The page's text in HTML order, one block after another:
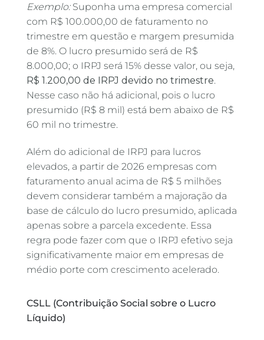
Exemplo:Suponha uma empresa comercial
com R$ 100.000,00 de faturamento no
trimestre em questão e margem presumida
de 8%. O lucro presumido será de R$
8.000,00; o IRPJ será 15% desse valor, ou seja,
R$ 1.200,00 de IRPJ devido no trimestre.
Nesse caso não há adicional, pois o lucro
presumido (R$ 8 mil) está bem abaixo de R$
60 mil no trimestre.
Além do adicional de IRPJ para lucros
elevados, a partir de 2026 empresas com
faturamento anual acima de R$ 5 milhões
devem considerar também a majoração da
base de cálculo do lucro presumido, aplicada
apenas sobre a parcela excedente. Essa
regra pode fazer com que o IRPJ efetivo seja
significativamente maior em empresas de
médio porte com crescimento acelerado.
CSLL (Contribuição Social sobre o Lucro
Líquido)